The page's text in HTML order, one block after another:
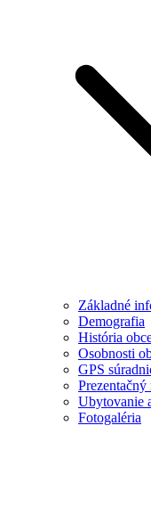
Základné
Demografia
História
Osobnosti
GPS
Prezentačný
Ubytovanie
Fotogaléria